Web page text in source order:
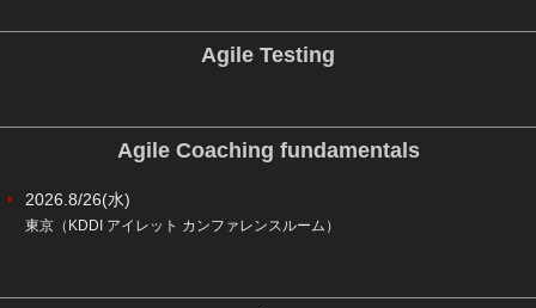
Agile Testing
Agile Coaching fundamentals
2026.8/26(水)
東京（KDDI アイレット カンファレンスルーム）